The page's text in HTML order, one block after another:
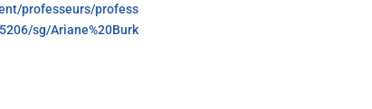
professeurs/profess
sg/Ariane%20Burk